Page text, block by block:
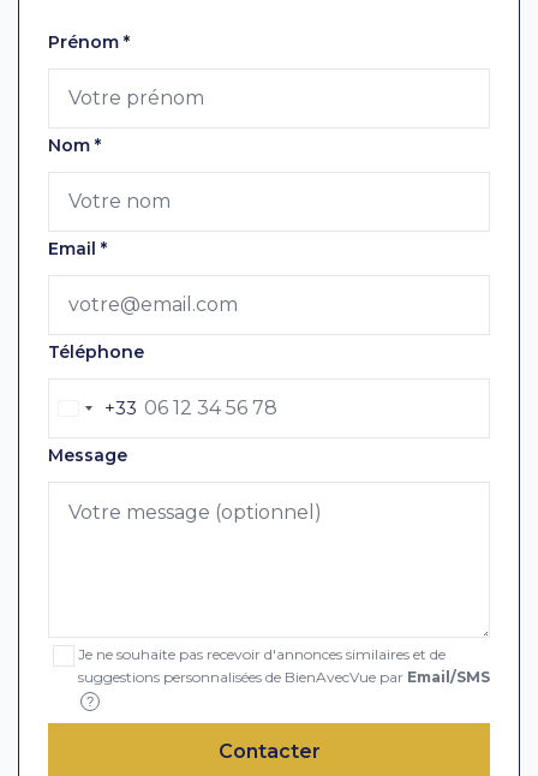
Laissez ce champ vide
Prénom *
Nom *
Email *
Téléphone
+33
Message
Je ne souhaite pas recevoir d'annonces similaires et de
suggestions personnalisées de BienAvecVue par Email/SMS
?
Contacter